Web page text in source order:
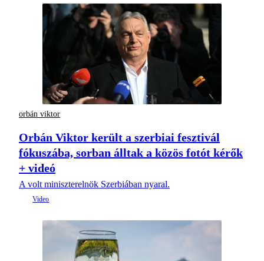
orbán viktor
Orbán Viktor került a szerbiai fesztivál
fókuszába, sorban álltak a közös fotót kérők
+ videó
A volt miniszterelnök Szerbiában nyaral.